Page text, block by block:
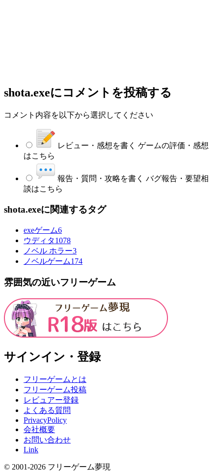
shota.exeにコメントを投稿する
コメント内容を以下から選択してください
レビュー・感想を書く ゲームの評価・感想
はこちら
報告・質問・攻略を書く バグ報告・要望相
談はこちら
shota.exeに関連するタグ
exeゲーム6
ウディタ1078
ノベル ホラー3
ノベルゲーム174
雰囲気の近いフリーゲーム
サインイン・登録
フリーゲームとは
フリーゲーム投稿
レビュアー登録
よくある質問
PrivacyPolicy
会社概要
お問い合わせ
Link
© 2001-2026 フリーゲーム夢現